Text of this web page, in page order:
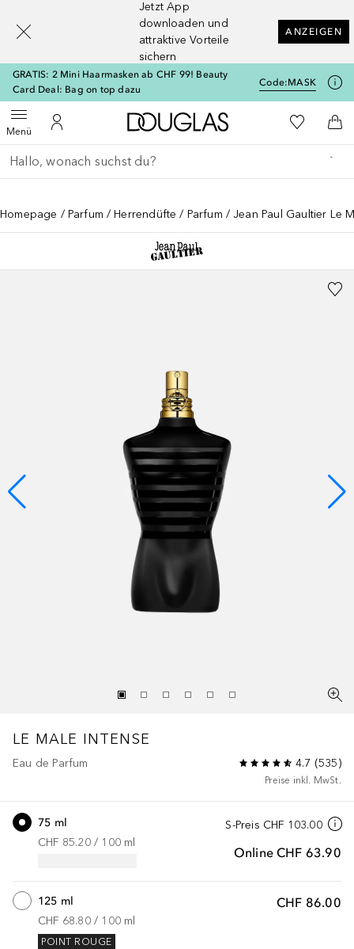
Jetzt App
downloaden und
attraktive Vorteile
sichern
ANZEIGEN
GRATIS: 2 Mini Haarmasken ab CHF 99! Beauty
Card Deal: Bag on top dazu
Code:MASK
MenüMenü öffnenZu Meinem Kundenkonto
Zur Douglas Startseite
Zu Meiner
Gehe zurück
Suche ausführen
Homepage Parfum Herrendüfte Parfum Jean Paul Gaultier Le
LE MALE INTENSE
Eau de Parfum 4.7 (535)
Preise inkl. MwSt.
S-Preis CHF 103.00
Online CHF 63.90
75 ml
CHF 85.20 / 100 ml
CHF 86.00
125 ml
CHF 68.80 / 100 ml
POINT ROUGE
[navigation.slideout.screenreader]